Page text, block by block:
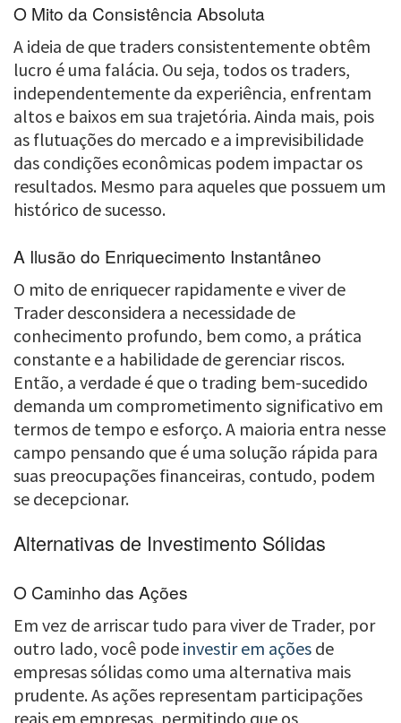
O Mito da Consistência Absoluta
A ideia de que traders consistentemente obtêm
lucro é uma falácia. Ou seja, todos os traders,
independentemente da experiência, enfrentam
altos e baixos em sua trajetória. Ainda mais, pois
as flutuações do mercado e a imprevisibilidade
das condições econômicas podem impactar os
resultados. Mesmo para aqueles que possuem um
histórico de sucesso.
A Ilusão do Enriquecimento Instantâneo
O mito de enriquecer rapidamente e viver de
Trader desconsidera a necessidade de
conhecimento profundo, bem como, a prática
constante e a habilidade de gerenciar riscos.
Então, a verdade é que o trading bem-sucedido
demanda um comprometimento significativo em
termos de tempo e esforço. A maioria entra nesse
campo pensando que é uma solução rápida para
suas preocupações financeiras, contudo, podem
se decepcionar.
Alternativas de Investimento Sólidas
O Caminho das Ações
Em vez de arriscar tudo para viver de Trader, por
outro lado, você pode investir em ações de
empresas sólidas como uma alternativa mais
prudente. As ações representam participações
reais em empresas, permitindo que os